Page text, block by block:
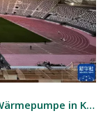
Luftgekühlter Schraubenkühler und Wärmepumpe in Katar